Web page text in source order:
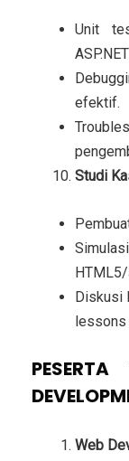
Unit
efektif.
Studi
Diskusi
lessons
Web